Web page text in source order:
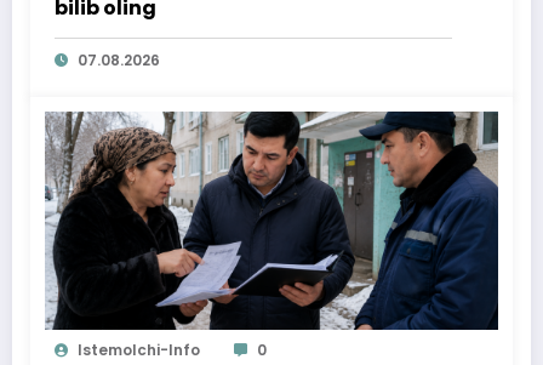
bilib oling
07.08.2026
Istemolchi-Info 0